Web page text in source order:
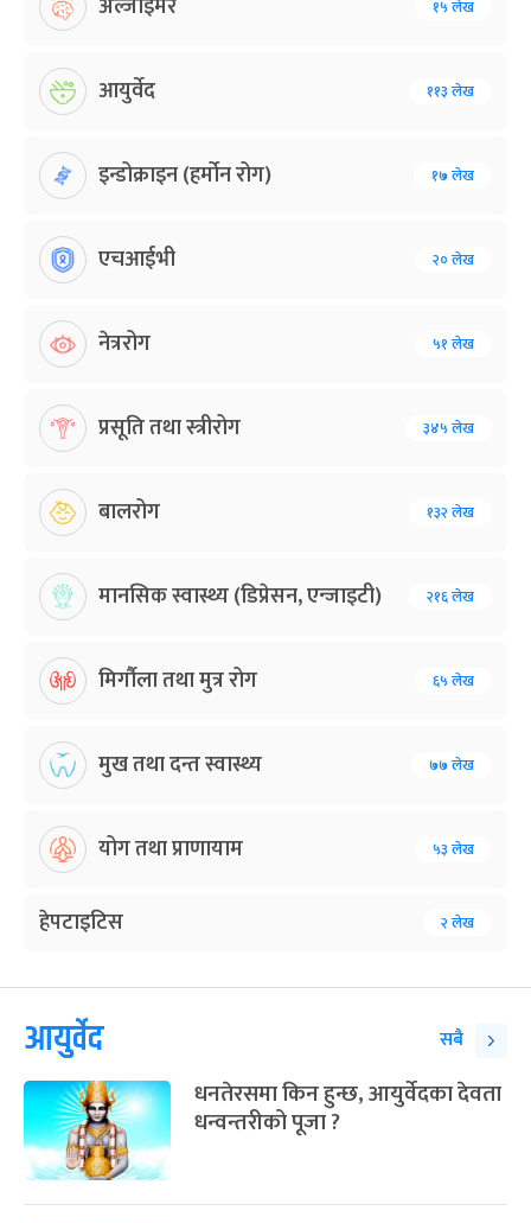
१५ लेख
आयुर्वेद ११३ लेख
इन्डोक्राइन (हर्मोन रोग) १७ लेख
एचआईभी २० लेख
नेत्ररोग ५१ लेख
प्रसूति तथा स्त्रीरोग ३४५ लेख
बालरोग १३२ लेख
मानसिक स्वास्थ्य (डिप्रेसन, एन्जाइटी) २१६ लेख
मिर्गौला तथा मुत्र रोग ६५ लेख
मुख तथा दन्त स्वास्थ्य ७७ लेख
योग तथा प्राणायाम ५३ लेख
हेपटाइटिस २ लेख
आयुर्वेद सबै
धनतेरसमा किन हुन्छ, आयुर्वेदका देवता
धन्वन्तरीको पूजा ?